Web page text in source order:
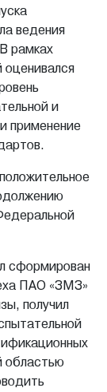
ведения
рамках
оценивался
и
применение
сформирован
ПАО «ЗМЗ»
получил
областью